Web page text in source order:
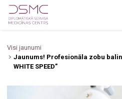
LV
Visi jaunumi
Jaunums! Profesionāla zobu
WHITE SPEED”